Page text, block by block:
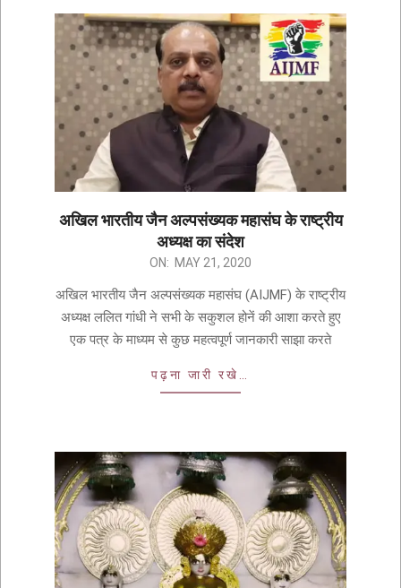
अखिल भारतीय जैन अल्पसंख्यक महासंघ के राष्ट्रीय
अध्यक्ष का संदेश
ON: MAY 21, 2020
अखिल भारतीय जैन अल्पसंख्यक महासंघ (AIJMF) के राष्ट्रीय
अध्यक्ष ललित गांधी ने सभी के सकुशल होनें की आशा करते हुए
एक पत्र के माध्यम से कुछ महत्वपूर्ण जानकारी साझा करते
पढ़ना जारी रखे…